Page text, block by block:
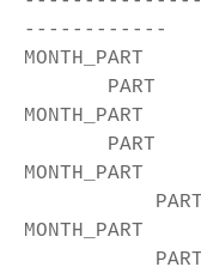
------------
PART
PART
PART
PART